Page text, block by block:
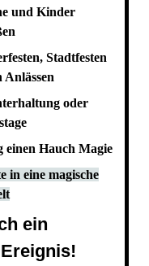
und Kinder
Stadtfesten
Anlässen
oder
einen Hauch Magie
in eine magische
ein